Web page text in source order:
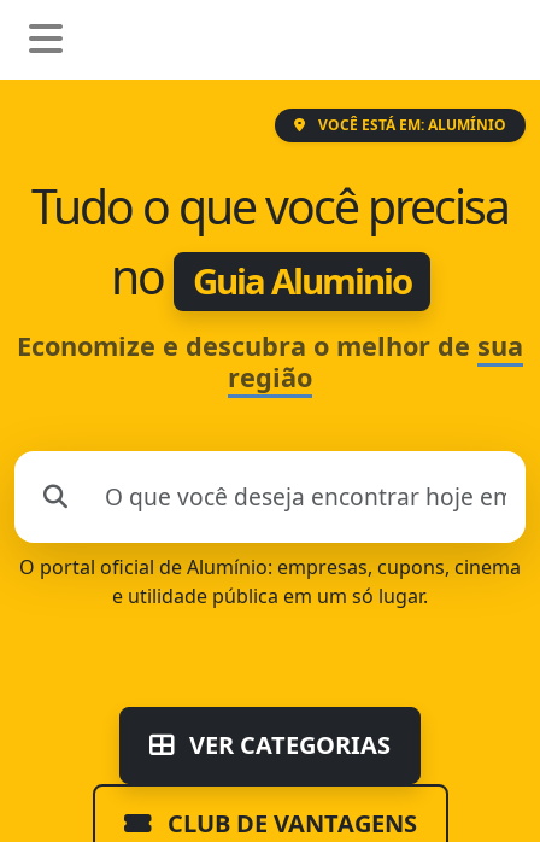
VOCÊ ESTÁ EM: ALUMÍNIO
Tudo o que você precisa
no
Guia Aluminio
Economize e descubra o melhor de sua
região
O portal oficial de Alumínio: empresas, cupons, cinema
e utilidade pública em um só lugar.
VER CATEGORIAS
CLUB DE VANTAGENS